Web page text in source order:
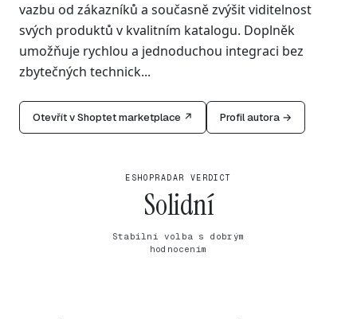
vazbu od zákazníků a současně zvýšit viditelnost
svých produktů v kvalitním katalogu. Doplněk
umožňuje rychlou a jednoduchou integraci bez
zbytečných technick...
Otevřít v Shoptet marketplace ↗ Profil autora →
ESHOPRADAR VERDICT
Solidní
Stabilní volba s dobrým
hodnocením